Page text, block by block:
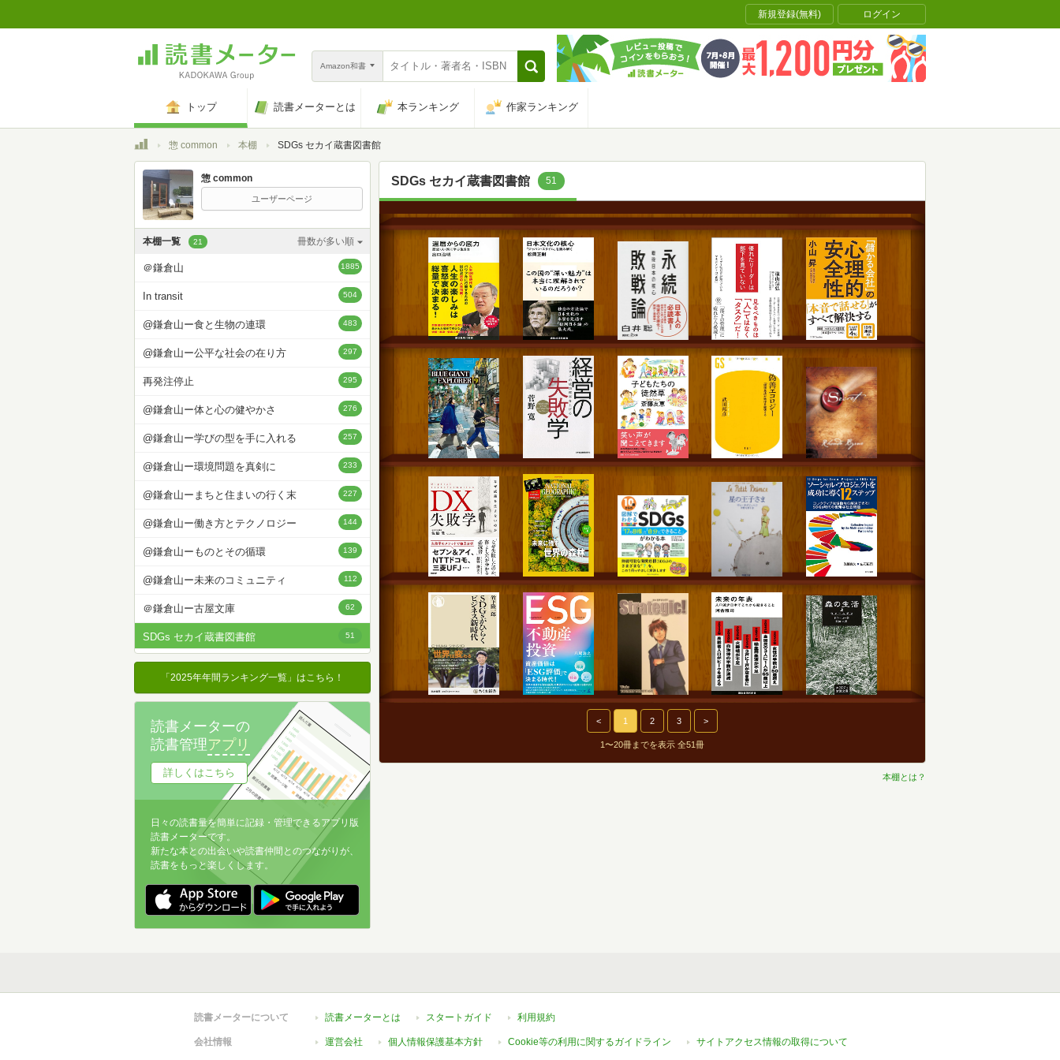
新規登録(無料) ログイン
Amazon和書
トップ 読書メーターとは 本ランキング 作家ランキング
トップ惣 common 本棚 SDGs セカイ蔵書図書館
惣 common
ユーザーページ
本棚一覧 21 冊数が多い順
カスタム順
登録日時が新しい順
登録日時が古い順
冊数が多い順
冊数が少ない順
＠鎌倉山 1885
In transit 504
@鎌倉山ー食と生物の連環 483
@鎌倉山ー公平な社会の在り方 297
再発注停止 295
@鎌倉山ー体と心の健やかさ 276
@鎌倉山ー学びの型を手に入れる 257
@鎌倉山ー環境問題を真剣に 233
@鎌倉山ーまちと住まいの行く末 227
@鎌倉山ー働き方とテクノロジー 144
@鎌倉山ーものとその循環 139
@鎌倉山ー未来のコミュニティ 112
＠鎌倉山ー古屋文庫 62
SDGs セカイ蔵書図書館 51
＠鎌倉山ー鎌倉散歩 40
@鎌倉山ー鎌倉伊織 20
@鎌倉山ーelamabooks 17
@夕暮れシネマ 13
@鎌倉山ー有限会社1ミリ 13
@鎌倉山ーGeorge Wallace 13
wish list
「2025年年間ランキング一覧」はこちら！
読書メーターの
読書管理アプリ
詳しくはこちら
日々の読書量を簡単に記録・管理できるアプリ版
読書メーターです。
新たな本との出会いや読書仲間とのつながりが、
読書をもっと楽しくします。
SDGs セカイ蔵書図書館 51
< 1 2 3 >
1〜20冊までを表示 全51冊
本棚とは？
読書メーターについて 読書メーターとは スタートガイド 利用規約
会社情報 運営会社 個人情報保護基本方針 Cookie等の利用に関するガイドライン サイトアクセス情報の取得について